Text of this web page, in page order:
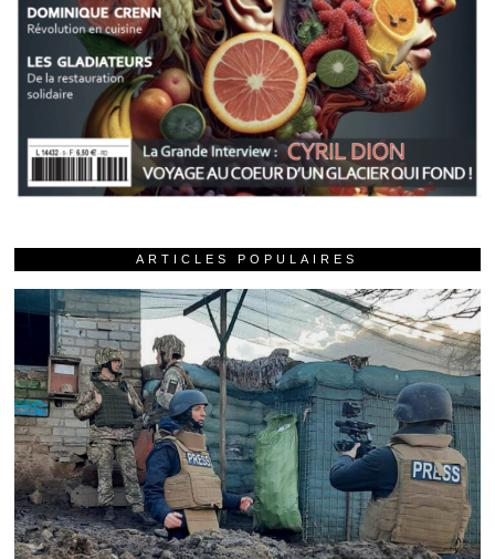
ARTICLES POPULAIRES